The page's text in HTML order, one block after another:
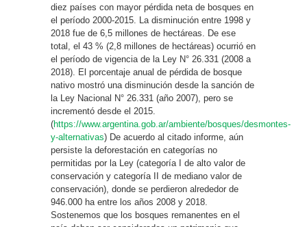
diez países con mayor pérdida neta de bosques en
el período 2000-2015. La disminución entre 1998 y
2018 fue de 6,5 millones de hectáreas. De ese
total, el 43 % (2,8 millones de hectáreas) ocurrió en
el período de vigencia de la Ley N° 26.331 (2008 a
2018). El porcentaje anual de pérdida de bosque
nativo mostró una disminución desde la sanción de
la Ley Nacional N° 26.331 (año 2007), pero se
incrementó desde el 2015.
(https://www.argentina.gob.ar/ambiente/bosques/desmontes-
y-alternativas) De acuerdo al citado informe, aún
persiste la deforestación en categorías no
permitidas por la Ley (categoría I de alto valor de
conservación y categoría II de mediano valor de
conservación), donde se perdieron alrededor de
946.000 ha entre los años 2008 y 2018.
Sostenemos que los bosques remanentes en el